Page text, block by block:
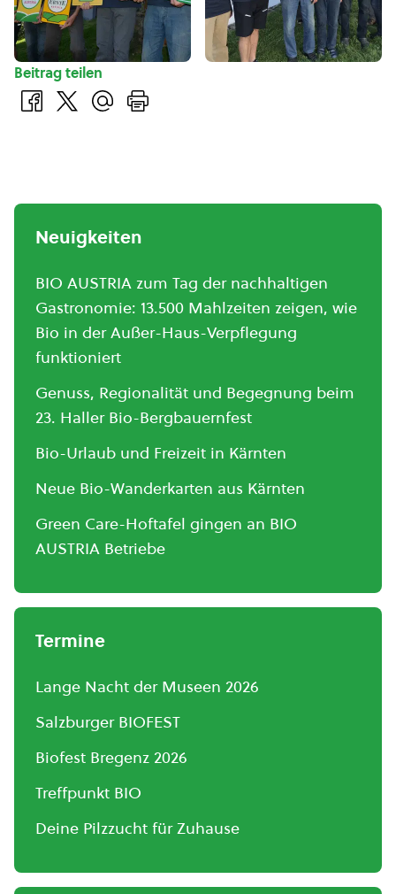
Beitrag teilen
Neuigkeiten
BIO AUSTRIA zum Tag der nachhaltigen
Gastronomie: 13.500 Mahlzeiten zeigen, wie
Bio in der Außer-Haus-Verpflegung
funktioniert
Genuss, Regionalität und Begegnung beim
23. Haller Bio-Bergbauernfest
Bio-Urlaub und Freizeit in Kärnten
Neue Bio-Wanderkarten aus Kärnten
Green Care-Hoftafel gingen an BIO
AUSTRIA Betriebe
Termine
Lange Nacht der Museen 2026
Salzburger BIOFEST
Biofest Bregenz 2026
Treffpunkt BIO
Deine Pilzzucht für Zuhause